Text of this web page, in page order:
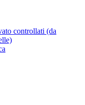
controllati (da